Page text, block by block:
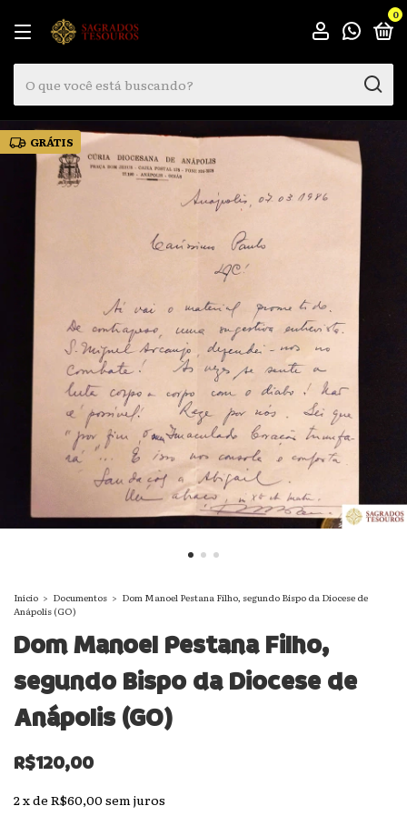
0
GRÁTIS
Início > Documentos > Dom Manoel Pestana Filho, segundo Bispo da Diocese de
Anápolis (GO)
Dom Manoel Pestana Filho,
segundo Bispo da Diocese de
Anápolis (GO)
R$120,00
2xde R$60,00 sem juros